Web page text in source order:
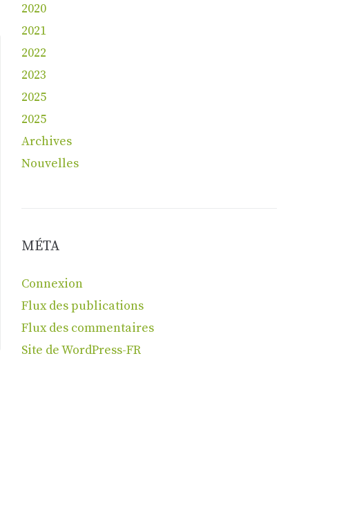
2020
2021
2022
2023
2025
2025
Archives
Nouvelles
MÉTA
Connexion
Flux des publications
Flux des commentaires
Site de WordPress-FR